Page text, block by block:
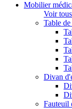
Mobilier
Voir
Table de
Divan
Fauteuil